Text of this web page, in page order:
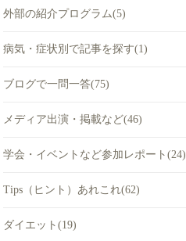
外部の紹介プログラム(5)
病気・症状別で記事を探す(1)
ブログで一問一答(75)
メディア出演・掲載など(46)
学会・イベントなど参加レポート(24)
Tips（ヒント）あれこれ(62)
ダイエット(19)